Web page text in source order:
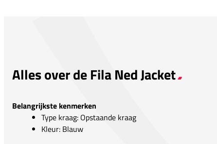
Alles over de Fila Ned Jacket
Belangrijkste kenmerken
Type kraag: Opstaande kraag
Kleur: Blauw